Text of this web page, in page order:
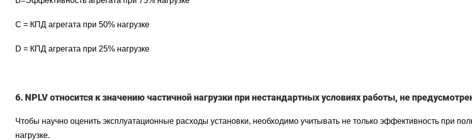
C = КПД агрегата при 50% нагрузке
D = КПД агрегата при 25% нагрузке
6. NPLV относится к значению частичной нагрузки при нестандартных условиях работы, не
Чтобы научно оценить эксплуатационные расходы установки, необходимо учитывать не только эффективность при
нагрузке.